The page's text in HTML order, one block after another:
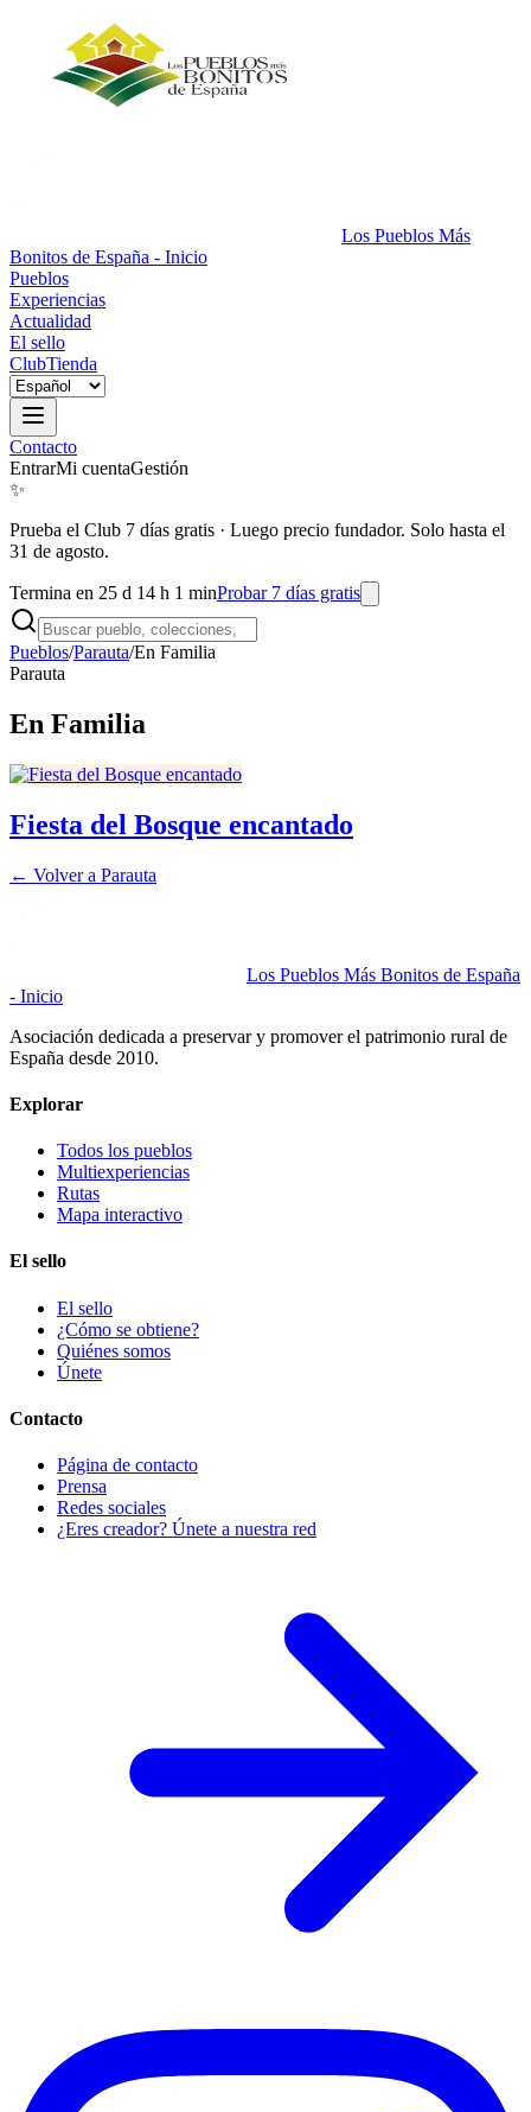
Los Pueblos Más
Bonitos de España - Inicio
Pueblos
Experiencias
Actualidad
El sello
ClubTienda
Contacto
EntrarMi cuentaGestión
✨
Prueba el Club 7 días gratis · Luego precio fundador. Solo hasta el
31 de agosto.
Termina en 25 d 14 h 1 minProbar 7 días gratis
Pueblos/Parauta/En Familia
Parauta
En Familia
Fiesta del Bosque encantado
← Volver a Parauta
Los Pueblos Más Bonitos de España
- Inicio
Asociación dedicada a preservar y promover el patrimonio rural de
España desde 2010.
Explorar
Todos los pueblos
Multiexperiencias
Rutas
Mapa interactivo
El sello
El sello
¿Cómo se obtiene?
Quiénes somos
Únete
Contacto
Página de contacto
Prensa
Redes sociales
¿Eres creador? Únete a nuestra red